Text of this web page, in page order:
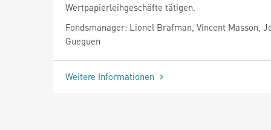
Wertpapierleihgeschäfte tätigen.
Fondsmanager: Lionel Brafman, Vincent Masson,
Gueguen
Weitere Informationen